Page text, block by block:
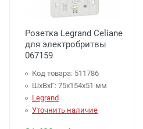
Розетка Legrand Celiane
для электробритвы
067159
Код товара: 511786
ШхВхГ: 75x154x51 мм
Legrand
Уточнить наличие